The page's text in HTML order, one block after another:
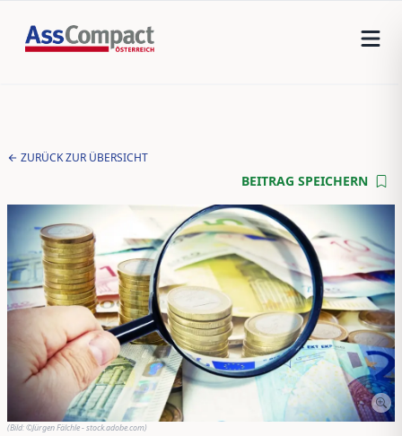
ZURÜCK ZUR ÜBERSICHT
BEITRAG SPEICHERN
(Bild:©Jürgen Fälchle - stock.adobe.com)